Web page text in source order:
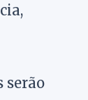
serão